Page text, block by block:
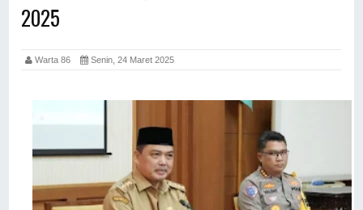
2025
Warta 86 Senin, 24 Maret 2025